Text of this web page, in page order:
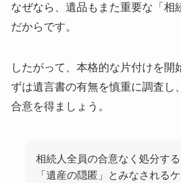
なぜなら、遺品もまた重要な「相
だからです。
したがって、本格的な片付けを開
ずは遺言書の有無を慎重に調査し
合意を得ましょう。
相続人全員の合意なく処分する
「遺産の隠匿」とみなされる